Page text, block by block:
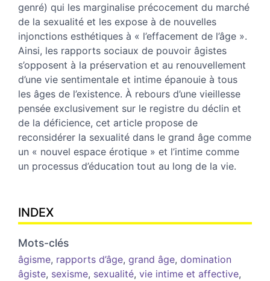
genré) qui les marginalise précocement du marché
de la sexualité et les expose à de nouvelles
injonctions esthétiques à « l’effacement de l’âge ».
Ainsi, les rapports sociaux de pouvoir âgistes
s’opposent à la préservation et au renouvellement
d’une vie sentimentale et intime épanouie à tous
les âges de l’existence. À rebours d’une vieillesse
pensée exclusivement sur le registre du déclin et
de la déficience, cet article propose de
reconsidérer la sexualité dans le grand âge comme
un « nouvel espace érotique » et l’intime comme
un processus d’éducation tout au long de la vie.
INDEX
Mots-clés
âgisme, rapports d’âge, grand âge, domination
âgiste, sexisme, sexualité, vie intime et affective,